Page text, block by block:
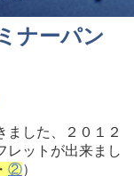
ナーパン
ました、２０１２
レットが出来まし
・ ②）